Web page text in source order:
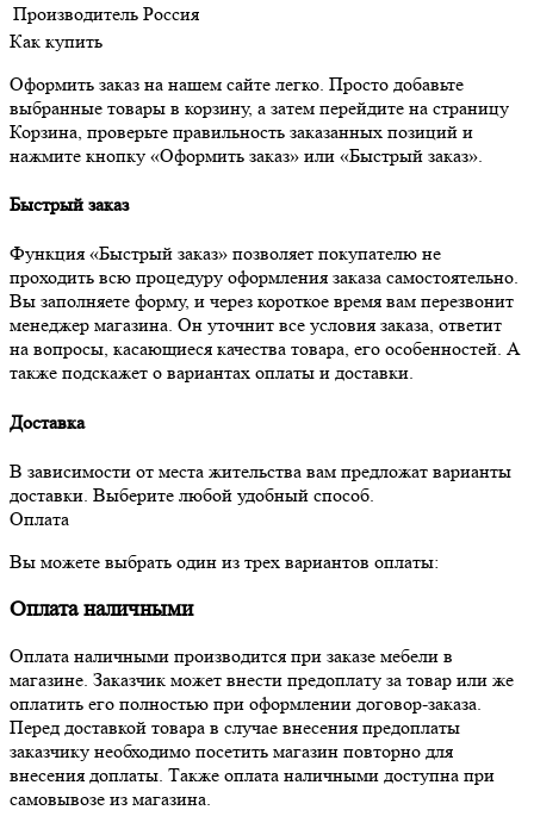
Производитель Россия
Как купить
Оформить заказ на нашем сайте легко. Просто добавьте
выбранные товары в корзину, а затем перейдите на страницу
Корзина, проверьте правильность заказанных позиций и
нажмите кнопку «Оформить заказ» или «Быстрый заказ».
Быстрый заказ
Функция «Быстрый заказ» позволяет покупателю не
проходить всю процедуру оформления заказа самостоятельно.
Вы заполняете форму, и через короткое время вам перезвонит
менеджер магазина. Он уточнит все условия заказа, ответит
на вопросы, касающиеся качества товара, его особенностей. А
также подскажет о вариантах оплаты и доставки.
Доставка
В зависимости от места жительства вам предложат варианты
доставки. Выберите любой удобный способ.
Оплата
Вы можете выбрать один из трех вариантов оплаты:
Оплата наличными
Оплата наличными производится при заказе мебели в
магазине. Заказчик может внести предоплату за товар или же
оплатить его полностью при оформлении договор-заказа.
Перед доставкой товара в случае внесения предоплаты
заказчику необходимо посетить магазин повторно для
внесения доплаты. Также оплата наличными доступна при
самовывозе из магазина.